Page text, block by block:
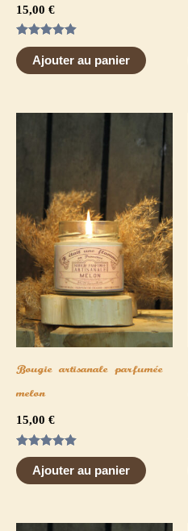
15,00 €
Note
5.00
sur 5
Ajouter au panier
Bougie artisanale parfumée
melon
15,00 €
Note
5.00
sur 5
Ajouter au panier